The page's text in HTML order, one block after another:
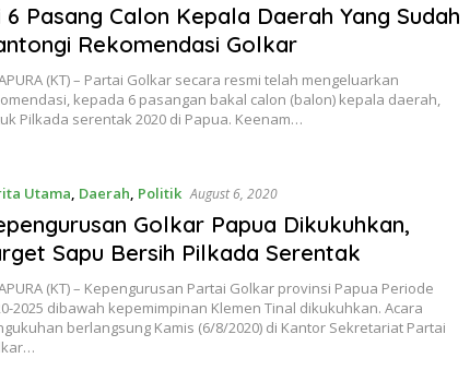
6 Pasang Calon Kepala Daerah Yang Sudah
Rekomendasi Golkar
(KT) – Partai Golkar secara resmi telah mengeluarkan
kepada 6 pasangan bakal calon (balon) kepala daerah,
Pilkada serentak 2020 di Papua. Keenam…
Utama, Daerah, Politik August 6, 2020
Golkar Papua Dikukuhkan,
Sapu Bersih Pilkada Serentak
(KT) – Kepengurusan Partai Golkar provinsi Papua Periode
2025 dibawah kepemimpinan Klemen Tinal dikukuhkan. Acara
berlangsung Kamis (6/8/2020) di Kantor Sekretariat Partai